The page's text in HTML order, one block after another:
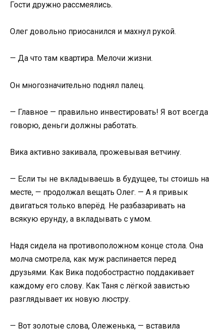
Гости дружно рассмеялись.
Олег довольно приосанился и махнул рукой.
— Да что там квартира. Мелочи жизни.
Он многозначительно поднял палец.
— Главное — правильно инвестировать! Я вот всегда
говорю, деньги должны работать.
Вика активно закивала, прожевывая ветчину.
— Если ты не вкладываешь в будущее, ты стоишь на
месте, — продолжал вещать Олег. — А я привык
двигаться только вперёд. Не разбазаривать на
всякую ерунду, а вкладывать с умом.
Надя сидела на противоположном конце стола. Она
молча смотрела, как муж распинается перед
друзьями. Как Вика подобострастно поддакивает
каждому его слову. Как Таня с лёгкой завистью
разглядывает их новую люстру.
— Вот золотые слова, Олеженька, — вставила